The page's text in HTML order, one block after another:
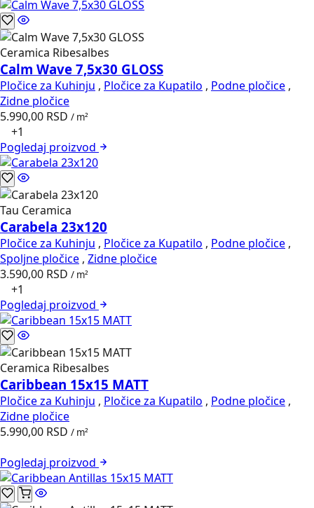
Ceramica Ribesalbes
Calm Wave 7,5x30 GLOSS
Pločice za Kuhinju , Pločice za Kupatilo , Podne pločice ,
Zidne pločice
5.990,00 RSD / m²
+1
Pogledaj proizvod
Tau Ceramica
Carabela 23x120
Pločice za Kuhinju , Pločice za Kupatilo , Podne pločice ,
Spoljne pločice , Zidne pločice
3.590,00 RSD / m²
+1
Pogledaj proizvod
Ceramica Ribesalbes
Caribbean 15x15 MATT
Pločice za Kuhinju , Pločice za Kupatilo , Podne pločice ,
Zidne pločice
5.990,00 RSD / m²
Pogledaj proizvod